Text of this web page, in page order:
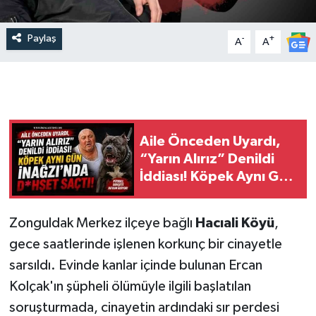
Paylaş A- A+
Aile Önceden Uyardı,
“Yarın Alırız” Denildi
İddiası! Köpek Aynı Gün
Zonguldak Merkez ilçeye bağlı Hacıali Köyü,
gece saatlerinde işlenen korkunç bir cinayetle
sarsıldı. Evinde kanlar içinde bulunan Ercan
Kolçak'ın şüpheli ölümüyle ilgili başlatılan
soruşturmada, cinayetin ardındaki sır perdesi